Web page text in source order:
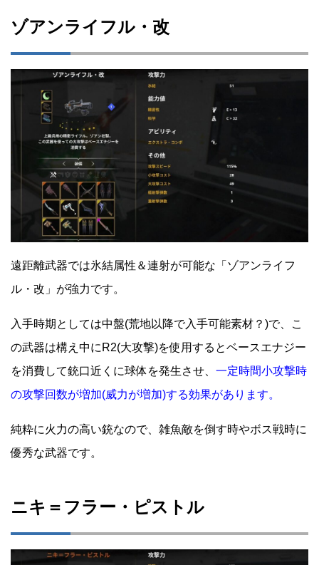
ゾアンライフル・改
遠距離武器では氷結属性＆連射が可能な「ゾアンライフ
ル・改」が強力です。
入手時期としては中盤(荒地以降で入手可能素材？)で、こ
の武器は構え中にR2(大攻撃)を使用するとベースエナジー
を消費して銃口近くに球体を発生させ、 一定時間小攻撃時
の攻撃回数が増加(威力が増加)する効果があります。
純粋に火力の高い銃なので、雑魚敵を倒す時やボス戦時に
優秀な武器です。
ニキ＝フラー・ピストル